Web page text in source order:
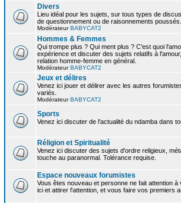
Divers
Lieu idéal pour les sujets, sur tous types de
de questionnement ou de raisonnements
ModérateurBABYCAT2
Hommes & Femmes
Qui trompe plus ? Qui ment plus ? C'est quoi
expérience et discuter des sujets relatifs à
relation homme-femme en général.
ModérateurBABYCAT2
Jeux et délires
Venez ici jouer et délirer avec les autres
variés.
ModérateurBABYCAT2
Sports
Venez ici discuter de l'actualité du ndamba dans
Réligion et Spiritualité
Venez ici discuter des sujets d'ordre religieux,
touche au paranormal. Tolérance requise.
Espace nouveaux forumistes
Vous êtes nouveau et personne ne fait attention
ici et attirer l'attention, et vous faire vos premiers